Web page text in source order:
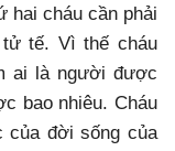
hai cháu cần phải
tế. Vì thế cháu
ai là người được
bao nhiêu. Cháu
của đời sống của